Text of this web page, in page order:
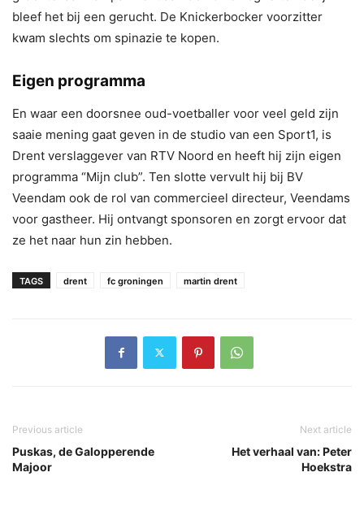
bleef het bij een gerucht. De Knickerbocker voorzitter
kwam slechts om spinazie te kopen.
Eigen programma
En waar een doorsnee oud-voetballer voor veel geld zijn
saaie mening gaat geven in de studio van een Sport1, is
Drent verslaggever van RTV Noord en heeft hij zijn eigen
programma “Mijn club”. Ten slotte vervult hij bij BV
Veendam ook de rol van commercieel directeur, Veendams
voor gastheer. Hij ontvangt sponsoren en zorgt ervoor dat
ze het naar hun zin hebben.
TAGS drent fc groningen martin drent
Previous article
Puskas, de Galopperende
Majoor
Next article
Het verhaal van: Peter
Hoekstra